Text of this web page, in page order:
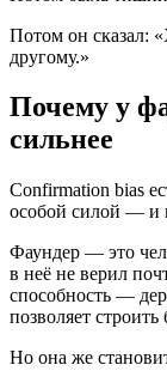
Потом он сказал:
другому.»
Почему у
сильнее
Confirmation bias
особой силой — и
Фаундер — это
в неё не верил
способность —
позволяет строить
Но она же